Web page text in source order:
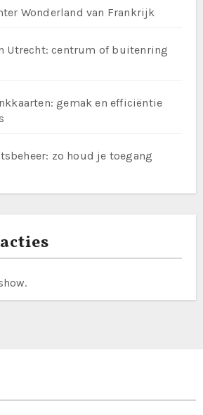
Wonderland van Frankrijk
Utrecht: centrum of buitenring
gemak en efficiëntie
zo houd je toegang